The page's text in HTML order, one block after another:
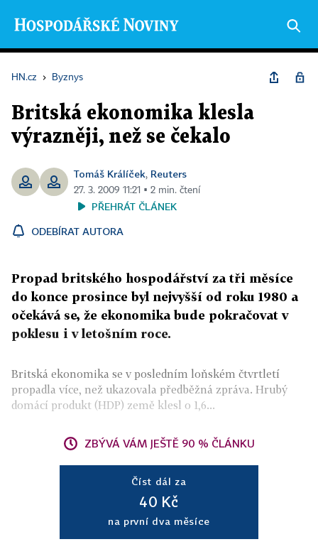
HN.cz › Byznys
Britská ekonomika klesla
výrazněji, než se čekalo
Tomáš Králíček, Reuters
27. 3. 2009 11:21 ▪ 2 min. čtení
PŘEHRÁT ČLÁNEK
ODEBÍRAT AUTORA
Propad britského hospodářství za tři měsíce
do konce prosince byl nejvyšší od roku 1980 a
očekává se, že ekonomika bude pokračovat v
poklesu i v letošním roce.
Britská ekonomika se v posledním loňském čtvrtletí
propadla více, než ukazovala předběžná zpráva. Hrubý
domácí produkt (HDP) země klesl o 1,6...
ZBÝVÁ VÁM JEŠTĚ 90 % ČLÁNKU
Číst dál za
40 Kč
na první dva měsíce